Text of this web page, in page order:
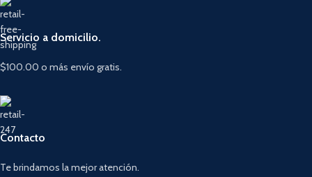
Servicio a domicilio.
$100.00 o más envío gratis.
Contacto
Te brindamos la mejor atención.